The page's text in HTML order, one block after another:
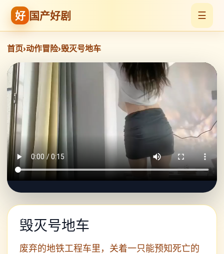
好 国产好剧 ☰
首页›动作冒险›毁灭号地车
毁灭号地车
废弃的地铁工程车里，关着一只能预知死亡的